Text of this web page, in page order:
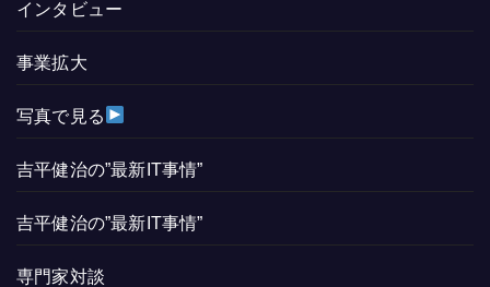
インタビュー
事業拡大
写真で見る
吉平健治の”最新IT事情”
吉平健治の”最新IT事情”
専門家対談